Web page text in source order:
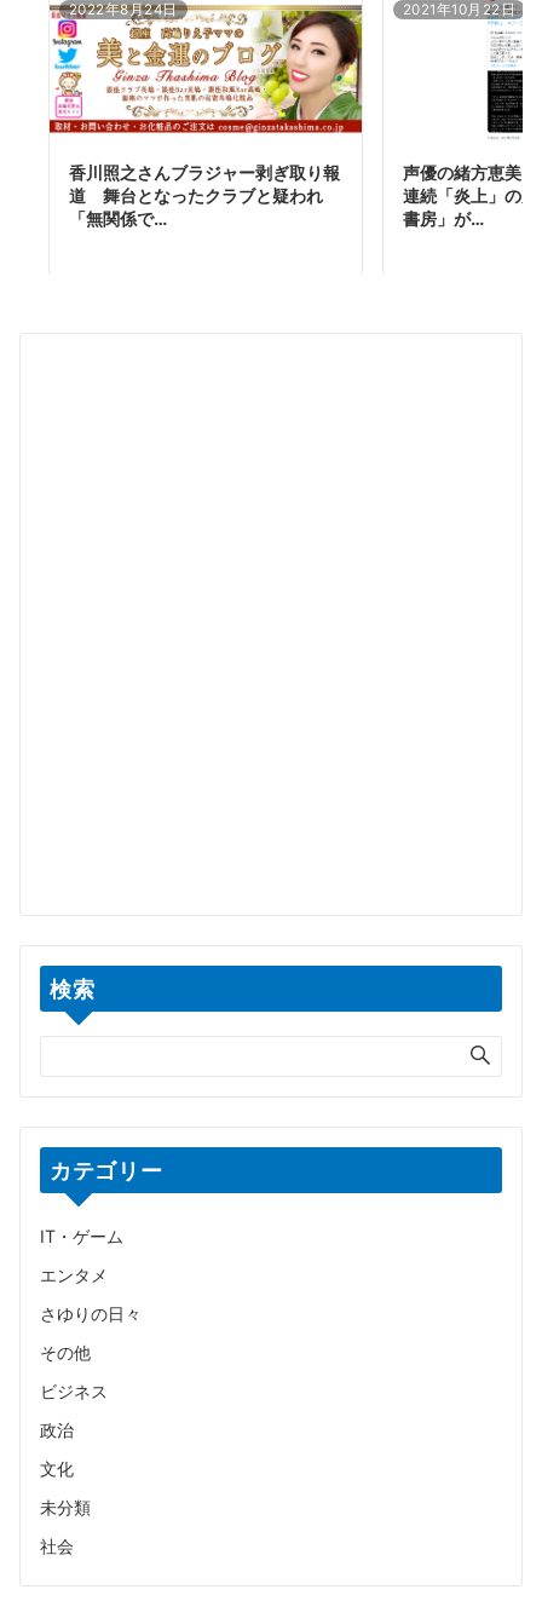
2022年8月24日
香川照之さんブラジャー剥ぎ取り報
道 舞台となったクラブと疑われ
「無関係で…
2021年10月22日
声優の緒方恵美
連続「炎上」の
書房」が…
検索
カテゴリー
IT・ゲーム
エンタメ
さゆりの日々
その他
ビジネス
政治
文化
未分類
社会